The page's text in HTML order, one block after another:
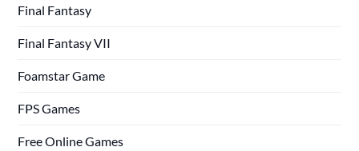
Final Fantasy
Final Fantasy VII
Foamstar Game
FPS Games
Free Online Games